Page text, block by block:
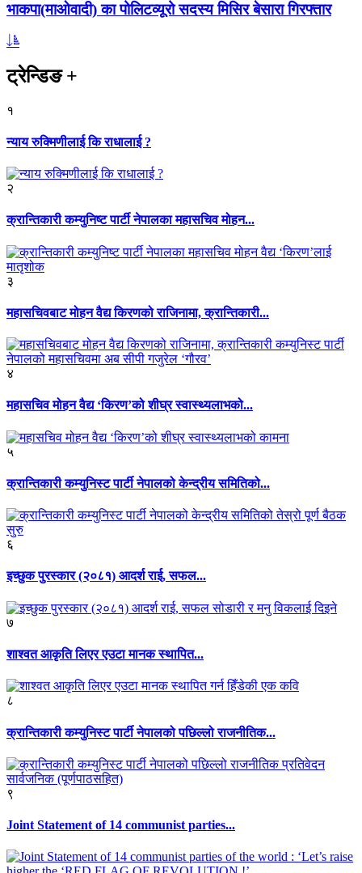
भाकपा(माओवादी) का पोलिटव्यूरो सदस्य मिसिर बेसारा गिरफ्तार
ट्रेन्डिङ+
१
न्याय रुक्मिणीलाई कि राधालाई ?
२
क्रान्तिकारी कम्युनिष्ट पार्टी नेपालका महासचिव मोहन...
३
महासचिवबाट मोहन वैद्य किरणको राजिनामा, क्रान्तिकारी...
४
महासचिव मोहन वैद्य ‘किरण’को शीघ्र स्वास्थ्यलाभको...
५
क्रान्तिकारी कम्युनिस्ट पार्टी नेपालको केन्द्रीय समितिको...
६
इच्छुक पुरस्कार (२०८१) आदर्श राई, सफल...
७
शाश्वत आकृति लिएर एउटा मानक स्थापित...
८
क्रान्तिकारी कम्युनिस्ट पार्टी नेपालको पछिल्लो राजनीतिक...
९
Joint Statement of 14 communist parties...